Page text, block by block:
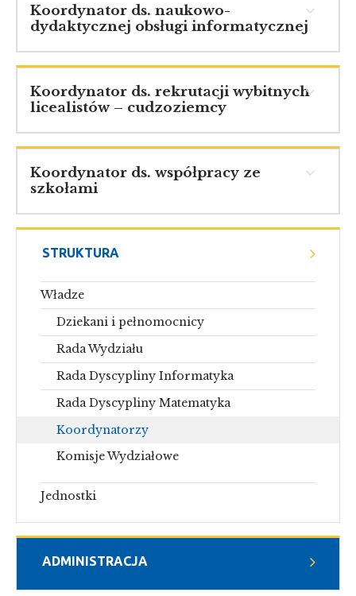
STRUKTURA
Władze
Dziekani i pełnomocnicy
Rada Wydziału
Rada Dyscypliny Informatyka
Rada Dyscypliny Matematyka
Koordynatorzy
Komisje Wydziałowe
Jednostki
ADMINISTRACJA
Koordynator ds. naukowo-
dydaktycznej obsługi informatycznej
Koordynator ds. rekrutacji wybitnych
licealistów – cudzoziemcy
Koordynator ds. współpracy ze
szkołami